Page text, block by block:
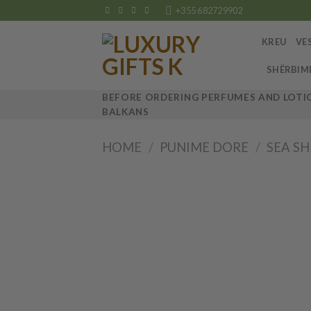
to
+355 682729902
KREU
BEFORE ORDERING PERFUMES AND
BALKANS
HOME / PUNIME DORE / SEA